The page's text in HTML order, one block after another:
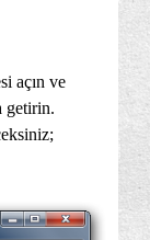
açın ve
getirin.